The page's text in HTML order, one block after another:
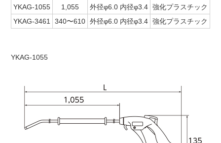
YKAG-1055 1,055 外径φ6.0 内径φ3.4 強化プラスチック
YKAG-3461
340〜610 外径φ6.0 内径φ3.4 強化プラスチック
YKAG-1055